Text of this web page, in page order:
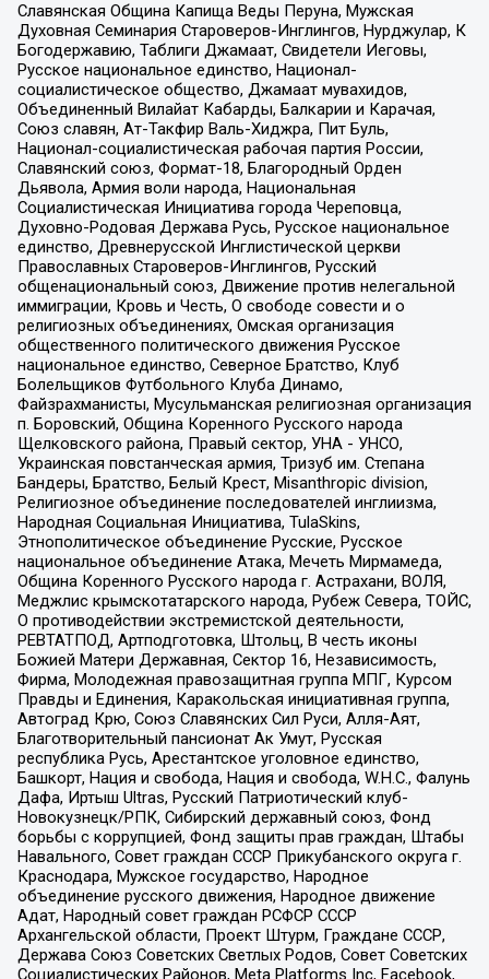
Славянская Община Капища Веды Перуна, Мужская
Духовная Семинария Староверов-Инглингов, Нурджулар, К
Богодержавию, Таблиги Джамаат, Свидетели Иеговы,
Русское национальное единство, Национал-
социалистическое общество, Джамаат мувахидов,
Объединенный Вилайат Кабарды, Балкарии и Карачая,
Союз славян, Ат-Такфир Валь-Хиджра, Пит Буль,
Национал-социалистическая рабочая партия России,
Славянский союз, Формат-18, Благородный Орден
Дьявола, Армия воли народа, Национальная
Социалистическая Инициатива города Череповца,
Духовно-Родовая Держава Русь, Русское национальное
единство, Древнерусской Инглистической церкви
Православных Староверов-Инглингов, Русский
общенациональный союз, Движение против нелегальной
иммиграции, Кровь и Честь, О свободе совести и о
религиозных объединениях, Омская организация
общественного политического движения Русское
национальное единство, Северное Братство, Клуб
Болельщиков Футбольного Клуба Динамо,
Файзрахманисты, Мусульманская религиозная организация
п. Боровский, Община Коренного Русского народа
Щелковского района, Правый сектор, УНА - УНСО,
Украинская повстанческая армия, Тризуб им. Степана
Бандеры, Братство, Белый Крест, Misanthropic division,
Религиозное объединение последователей инглиизма,
Народная Социальная Инициатива, TulaSkins,
Этнополитическое объединение Русские, Русское
национальное объединение Атака, Мечеть Мирмамеда,
Община Коренного Русского народа г. Астрахани, ВОЛЯ,
Меджлис крымскотатарского народа, Рубеж Севера, ТОЙС,
О противодействии экстремистской деятельности,
РЕВТАТПОД, Артподготовка, Штольц, В честь иконы
Божией Матери Державная, Сектор 16, Независимость,
Фирма, Молодежная правозащитная группа МПГ, Курсом
Правды и Единения, Каракольская инициативная группа,
Автоград Крю, Союз Славянских Сил Руси, Алля-Аят,
Благотворительный пансионат Ак Умут, Русская
республика Русь, Арестантское уголовное единство,
Башкорт, Нация и свобода, Нация и свобода, W.H.С., Фалунь
Дафа, Иртыш Ultras, Русский Патриотический клуб-
Новокузнецк/РПК, Сибирский державный союз, Фонд
борьбы с коррупцией, Фонд защиты прав граждан, Штабы
Навального, Совет граждан СССР Прикубанского округа г.
Краснодара, Мужское государство, Народное
объединение русского движения, Народное движение
Адат, Народный совет граждан РСФСР СССР
Архангельской области, Проект Штурм, Граждане СССР,
Держава Союз Советских Светлых Родов, Совет Советских
Социалистических Районов, Meta Platforms Inc, Facebook,